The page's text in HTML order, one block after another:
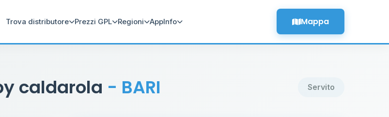
Trova distributore Prezzi GPL Regioni AppInfo Mappa
caldarola - BARI Servito